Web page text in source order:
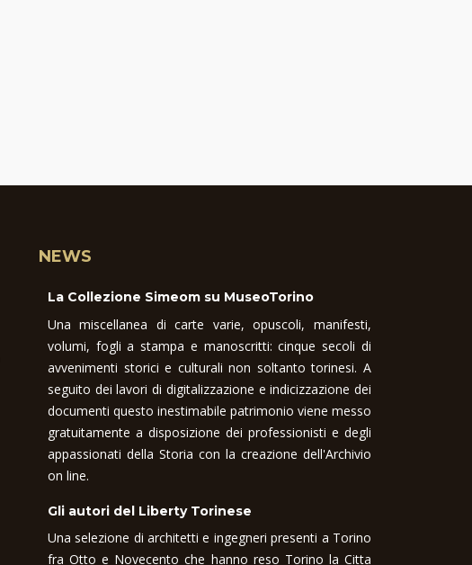
NEWS
La Collezione Simeom su MuseoTorino
Una miscellanea di carte varie, opuscoli, manifesti,
volumi, fogli a stampa e manoscritti: cinque secoli di
avvenimenti storici e culturali non soltanto torinesi. A
seguito dei lavori di digitalizzazione e indicizzazione dei
documenti questo inestimabile patrimonio viene messo
gratuitamente a disposizione dei professionisti e degli
appassionati della Storia con la creazione dell'Archivio
on line.
Gli autori del Liberty Torinese
Una selezione di architetti e ingegneri presenti a Torino
fra Otto e Novecento che hanno reso Torino la Citta